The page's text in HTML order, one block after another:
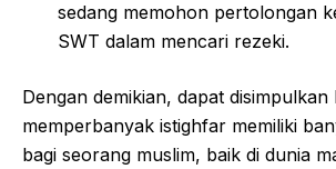
sedang memohon pertolongan
SWT dalam mencari rezeki.
Dengan demikian, dapat disimpulkan
memperbanyak istighfar memiliki
bagi seorang muslim, baik di dunia